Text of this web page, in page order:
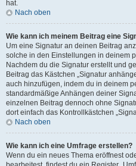
hat.
Nach oben
Wie kann ich meinem Beitrag eine
Um eine Signatur an deinen Beitrag
solche in den Einstellungen in deinem
Nachdem du die Signatur erstellt und
Beitrag das Kästchen „Signatur
auch hinzufügen, indem du in deinem
standardmäßige Anhängen deiner
einzelnen Beitrag dennoch ohne
dort einfach das Kontrollkästchen
Nach oben
Wie kann ich eine Umfrage erstellen?
Wenn du ein neues Thema eröffnest